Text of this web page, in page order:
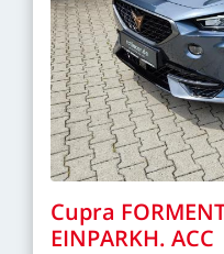
Cupra
EINPARKH. ACC